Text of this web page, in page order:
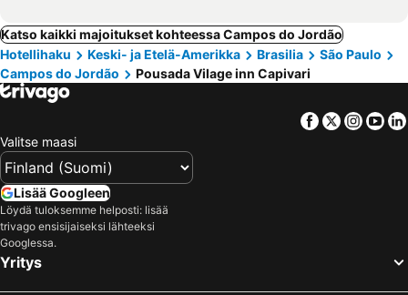
Katso kaikki majoitukset kohteessa Campos do Jordão
Hotellihaku
Keski- ja Etelä-Amerikka Brasilia
São Paulo
Campos do Jordão
Pousada Vilage inn Capivari
Facebook
Twitter
Valitse maasi
Lisää Googleen
Löydä tuloksemme helposti: lisää
trivago ensisijaiseksi lähteeksi
Googlessa.
Yritys